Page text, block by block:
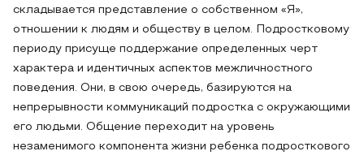
складывается представление о собственном «Я»,
отношении к людям и обществу в целом. Подростковому
периоду присуще поддержание определенных черт
характера и идентичных аспектов межличностного
поведения. Они, в свою очередь, базируются на
непрерывности коммуникаций подростка с окружающими
его людьми. Общение переходит на уровень
незаменимого компонента жизни ребенка подросткового